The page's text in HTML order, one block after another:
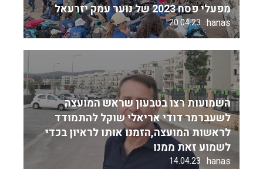
מפעלי פסח 2023 של נוער עמק יזרעאל
hanas
20.04.23
השמועות רצו בטבעון שראש המועצה
לשעברמר דודי אריאלי שוקל להתמודד
לראשות המועצה,הזמנו אותו לראיון בכדי
לשמוע זאת ממנו
hanas
14.04.23